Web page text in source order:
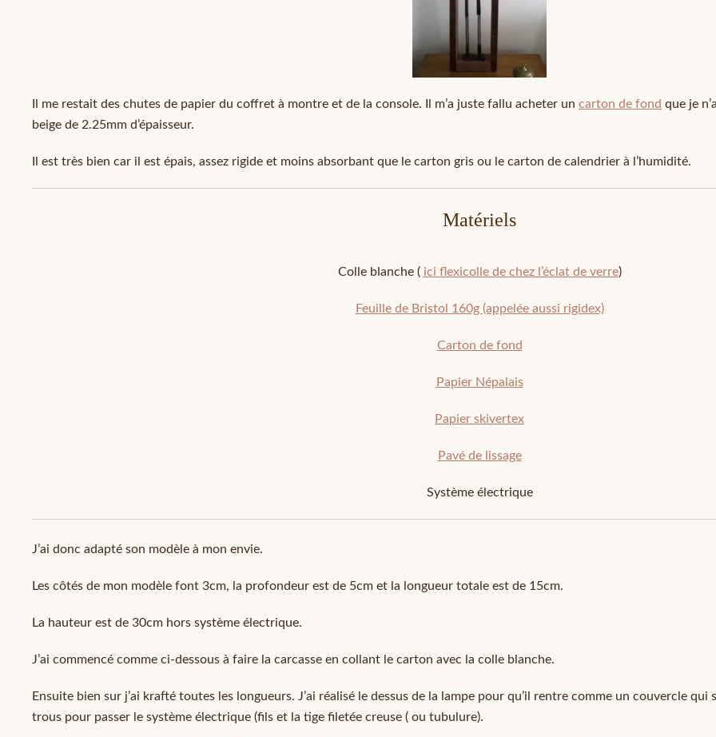
Il me restait des chutes de papier du coffret à montre et de la console. Il m’a juste fallu acheter un carton de fond que je
beige de 2.25mm d’épaisseur.
Il est très bien car il est épais, assez rigide et moins absorbant que le carton gris ou le carton de calendrier à l’humidité.
Matériels
Colle blanche ( ici flexicolle de chez l’éclat de verre)
Feuille de Bristol 160g (appelée aussi rigidex)
Carton de fond
Papier Népalais
Papier skivertex
Pavé de lissage
Système électrique
J’ai donc adapté son modèle à mon envie.
Les côtés de mon modèle font 3cm, la profondeur est de 5cm et la longueur totale est de 15cm.
La hauteur est de 30cm hors système électrique.
J’ai commencé comme ci-dessous à faire la carcasse en collant le carton avec la colle blanche.
Ensuite bien sur j’ai krafté toutes les longueurs. J’ai réalisé le dessus de la lampe pour qu’il rentre comme un couvercle qui
trous pour passer le système électrique (fils et la tige filetée creuse ( ou tubulure).